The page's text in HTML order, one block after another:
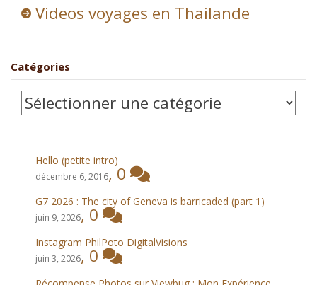
Videos voyages en Thailande
Catégories
Catégories
Hello (petite intro)
décembre 6, 2016,0
G7 2026 : The city of Geneva is barricaded (part 1)
juin 9, 2026, 0
Instagram PhilPoto DigitalVisions
juin 3, 2026, 0